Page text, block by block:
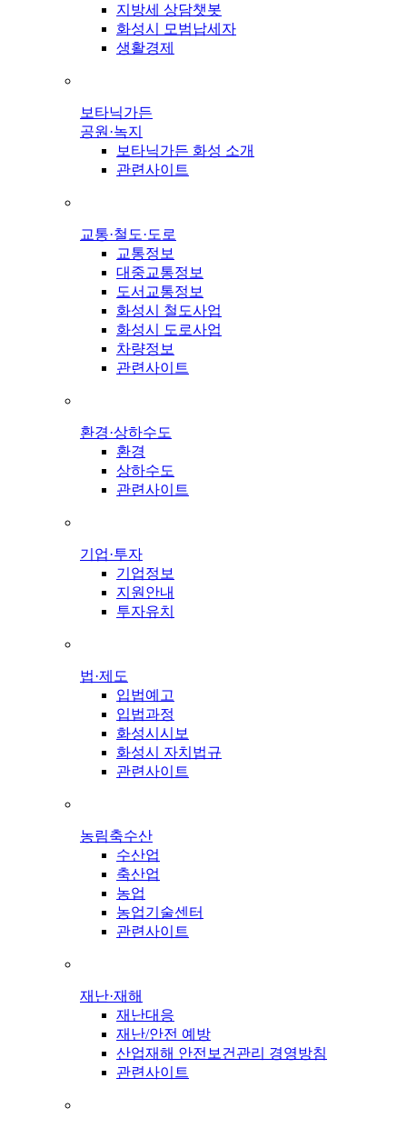
지방세 상담챗봇
화성시 모범납세자
생활경제
보타닉가든
공원·녹지
보타닉가든 화성 소개
관련사이트
교통·철도·도로
교통정보
대중교통정보
도서교통정보
화성시 철도사업
화성시 도로사업
차량정보
관련사이트
환경·상하수도
환경
상하수도
관련사이트
기업·투자
기업정보
지원안내
투자유치
법·제도
입법예고
입법과정
화성시시보
화성시 자치법규
관련사이트
농림축수산
수산업
축산업
농업
농업기술센터
관련사이트
재난·재해
재난대응
재난/안전 예방
산업재해 안전보건관리 경영방침
관련사이트